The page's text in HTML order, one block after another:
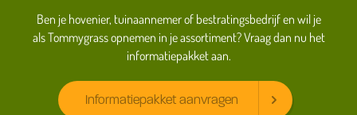
Ben je hovenier, tuinaannemer of bestratingsbedrijf en wil je
als Tommygrass opnemen in je assortiment? Vraag dan nu het
informatiepakket aan.
Informatiepakket aanvragen